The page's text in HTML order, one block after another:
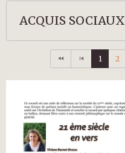
ACQUIS SOCIAUX
1 2